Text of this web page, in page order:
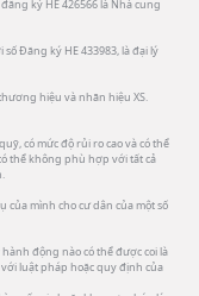
ký HE 426566 là Nhà cung
Đăng ký HE 433983, là đại lý
hiệu và nhãn hiệu XS.
có mức độ rủi ro cao và có thể
thể không phù hợp với tất cả
của mình cho cư dân của một số
động nào có thể được coi là
luật pháp hoặc quy định của